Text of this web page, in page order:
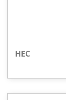
HEC